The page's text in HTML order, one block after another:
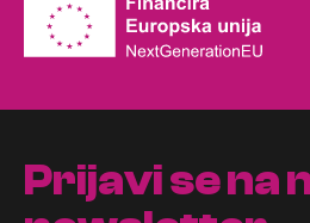
Prijavi se na